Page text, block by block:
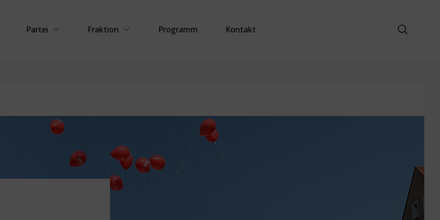
Partei Fraktion Programm Kontakt Suche